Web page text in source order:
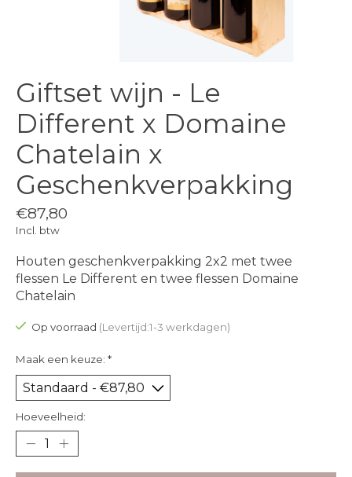
Giftset wijn - Le
Different x Domaine
Chatelain x
Geschenkverpakking
€87,80
Incl. btw
Houten geschenkverpakking 2x2 met twee
flessen Le Different en twee flessen Domaine
Chatelain
Op voorraad (Levertijd:1-3 werkdagen)
Maak een keuze: *
Hoeveelheid: